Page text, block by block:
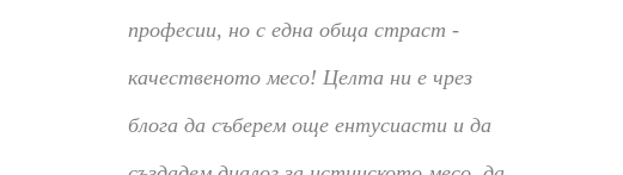
професии, но с една обща страст -
качественото месо! Целта ни е чрез
блога да съберем още ентусиасти и да